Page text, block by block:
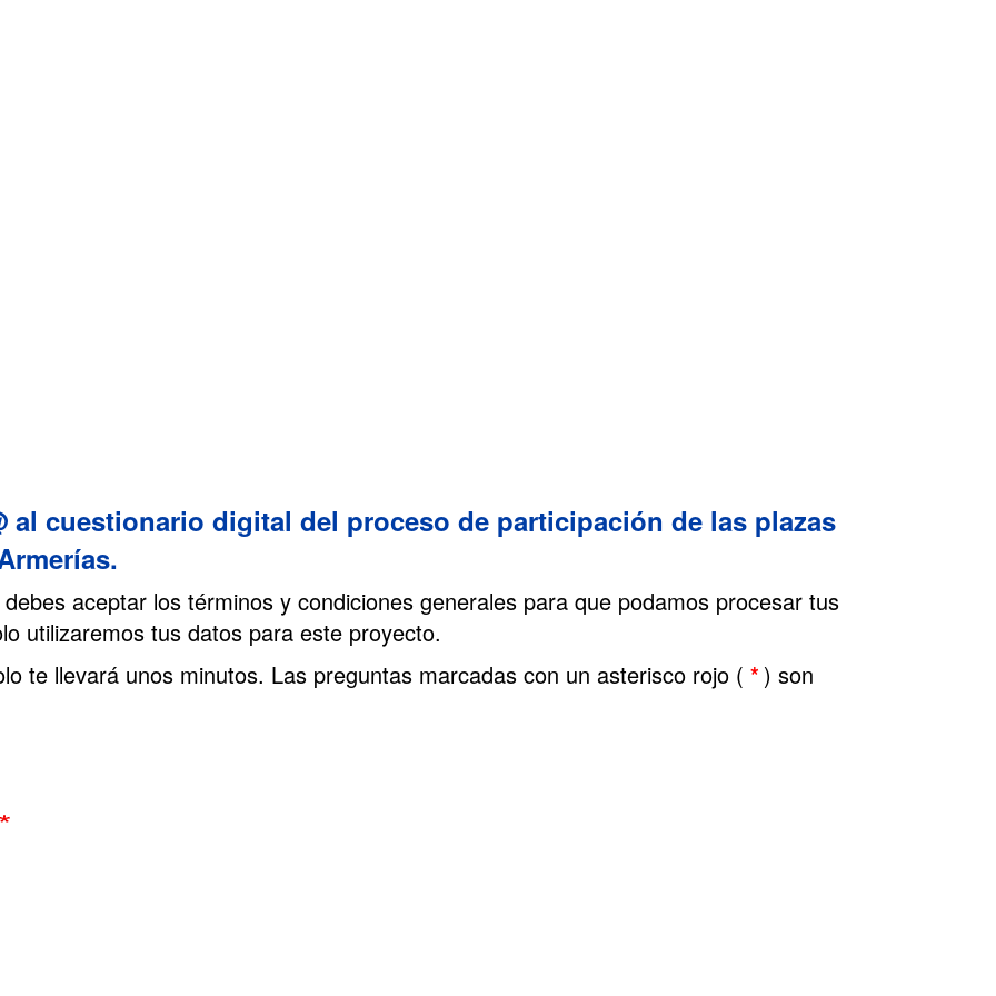
al cuestionario digital del proceso de participación de las plazas
aceptar los términos y condiciones generales para que podamos procesar tus
utilizaremos tus datos para este proyecto.
te llevará unos minutos. Las preguntas marcadas con un asterisco rojo ( * ) son